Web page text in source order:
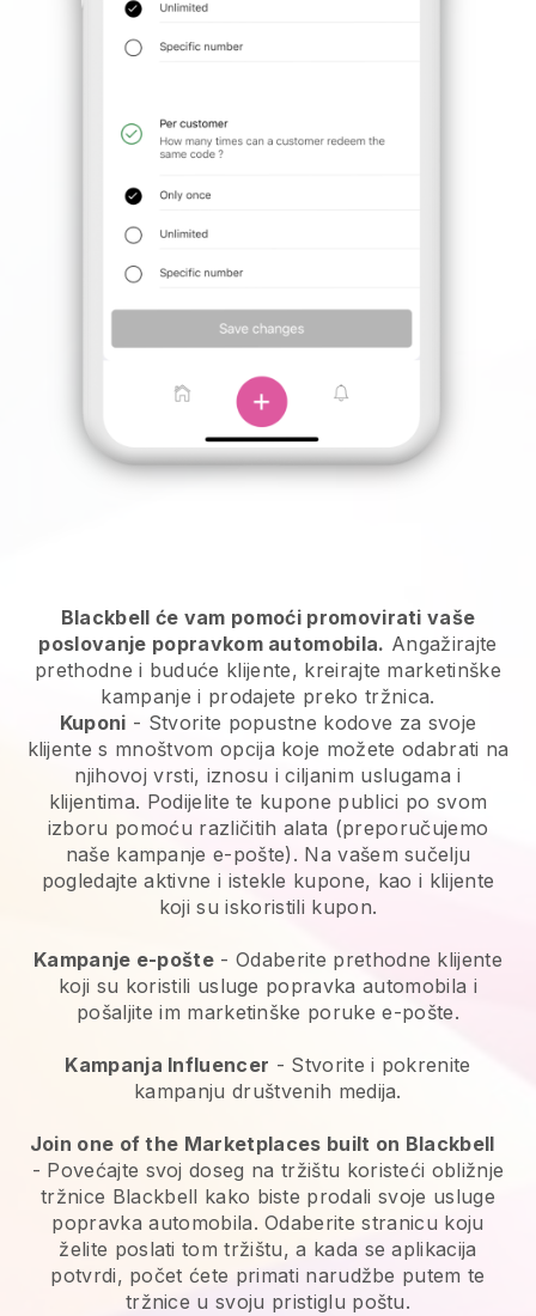
Blackbell će vam pomoći promovirati vaše
poslovanje popravkom automobila. Angažirajte
prethodne i buduće klijente, kreirajte marketinške
kampanje i prodajete preko tržnica.
Kuponi - Stvorite popustne kodove za svoje
klijente s mnoštvom opcija koje možete odabrati na
njihovoj vrsti, iznosu i ciljanim uslugama i
klijentima. Podijelite te kupone publici po svom
izboru pomoću različitih alata (preporučujemo
naše kampanje e-pošte). Na vašem sučelju
pogledajte aktivne i istekle kupone, kao i klijente
koji su iskoristili kupon.
Kampanje e-pošte -Odaberite prethodne klijente
koji su koristili usluge popravka automobila i
pošaljite im marketinške poruke e-pošte.
Kampanja Influencer - Stvorite i pokrenite
kampanju društvenih medija.
Join one of the Marketplaces built on Blackbell
- Povećajte svoj doseg na tržištu koristeći obližnje
tržnice Blackbell kako biste prodali svoje usluge
popravka automobila. Odaberite stranicu koju
želite poslati tom tržištu, a kada se aplikacija
potvrdi, počet ćete primati narudžbe putem te
tržnice u svoju pristiglu poštu.